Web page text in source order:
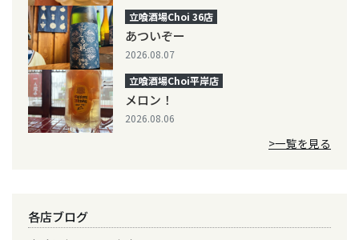
立喰酒場Choi 36店
あついぞー
2026.08.07
立喰酒場Choi平岸店
メロン！
2026.08.06
>一覧を見る
各店ブログ